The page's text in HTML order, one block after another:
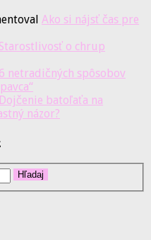
Ako si nájsť čas pre
Starostlivosť o chrup
6 netradičných spôsobov
Dojčenie batoľaťa na
názor?